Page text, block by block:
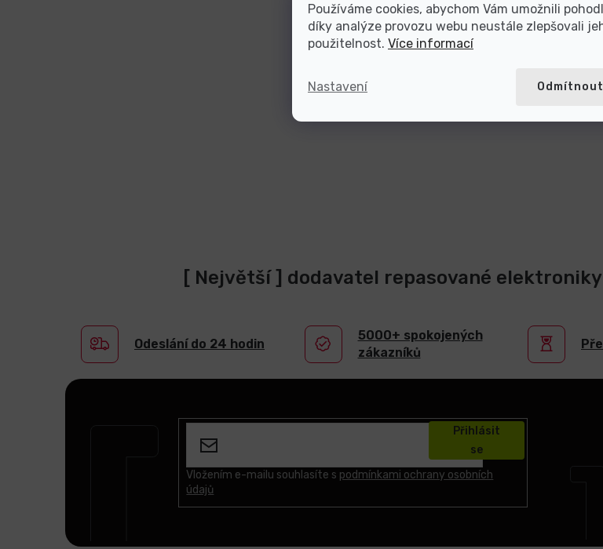
Používáme cookies, abychom Vám umožnili
díky analýze provozu webu neustále zlepšovali
použitelnost. Více informací
Nastavení Odmítnout
[ Největší ] dodavatel repasované
Odeslání do 24 hodin
5000+ spokojených
zákazníků
Vložením e-mailu souhlasíte s podmínkami ochrany osobních
údajů
Přihlásit
se